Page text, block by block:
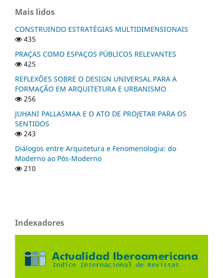
Mais lidos
CONSTRUINDO ESTRATÉGIAS MULTIDIMENSIONAIS
435
PRAÇAS COMO ESPAÇOS PÚBLICOS RELEVANTES
425
REFLEXÕES SOBRE O DESIGN UNIVERSAL PARA A
FORMAÇÃO EM ARQUITETURA E URBANISMO
256
JUHANI PALLASMAA E O ATO DE PROJETAR PARA OS
SENTIDOS
243
Diálogos entre Arquitetura e Fenomenologia: do
Moderno ao Pós-Moderno
210
Indexadores